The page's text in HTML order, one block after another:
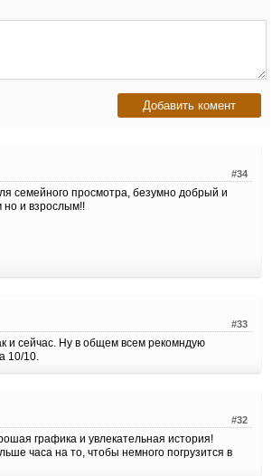
#34
семейного просмотра, безумно добрый и
но и взрослым!!
#33
и сейчас. Ну в общем всем рекомндую
10/10.
#32
графика и увлекательная история!
часа на то, чтобы немного погрузится в